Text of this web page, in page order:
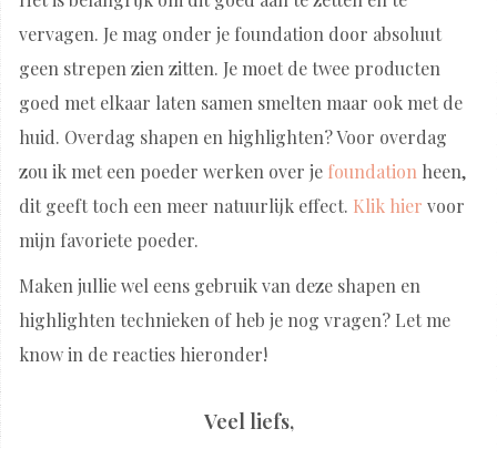
vervagen. Je mag onder je foundation door absoluut
geen strepen zien zitten. Je moet de twee producten
goed met elkaar laten samen smelten maar ook met de
huid. Overdag shapen en highlighten? Voor overdag
zou ik met een poeder werken over je foundation heen,
dit geeft toch een meer natuurlijk effect. Klik hier voor
mijn favoriete poeder.
Maken jullie wel eens gebruik van deze shapen en
highlighten technieken of heb je nog vragen? Let me
know in de reacties hieronder!
Veel liefs,